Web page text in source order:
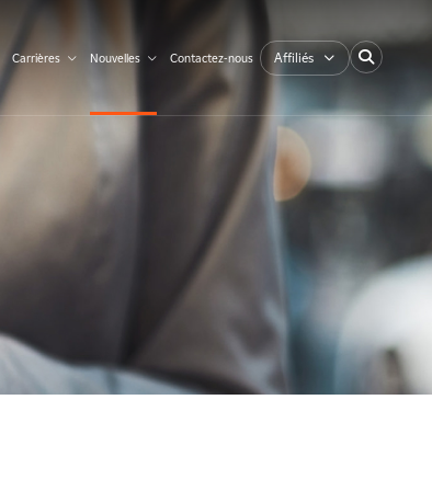
Carrières Nouvelles Contactez-nous Affiliés